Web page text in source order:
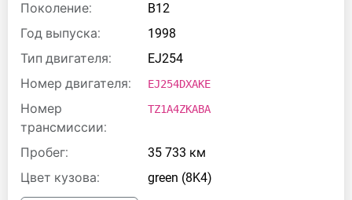
Поколение:
B12
Год выпуска:
1998
Тип двигателя:
EJ254
Номер двигателя:
EJ254DXAKE
Номер
трансмиссии:
TZ1A4ZKABA
Пробег:
35 733 км
Цвет кузова:
green (8K4)